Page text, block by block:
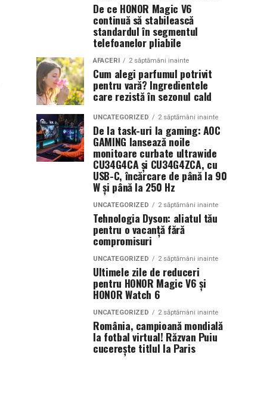
De ce HONOR Magic V6
continuă să stabilească
standardul în segmentul
telefoanelor pliabile
AFACERI 2 săptămâni inainte
Cum alegi parfumul potrivit
pentru vară? Ingredientele
care rezistă în sezonul cald
UNCATEGORIZED 2 săptămâni inainte
De la task-uri la gaming: AOC
GAMING lansează noile
monitoare curbate ultrawide
CU34G4CA și CU34G4ZCA, cu
USB-C, încărcare de până la 90
W și până la 250 Hz
UNCATEGORIZED 2 săptămâni inainte
Tehnologia Dyson: aliatul tău
pentru o vacanță fără
compromisuri
UNCATEGORIZED 2 săptămâni inainte
Ultimele zile de reduceri
pentru HONOR Magic V6 și
HONOR Watch 6
UNCATEGORIZED 2 săptămâni inainte
România, campioană mondială
la fotbal virtual! Răzvan Puiu
cucerește titlul la Paris